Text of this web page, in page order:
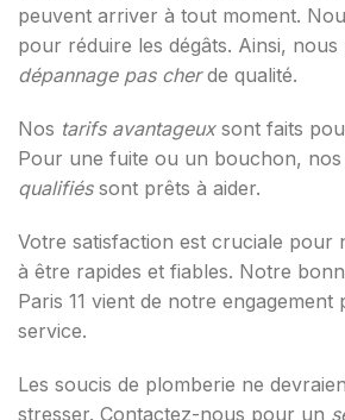
peuvent arriver à tout moment.
pour réduire les dégâts. Ainsi,
dépannage pas cherde qualité.
Nos tarifs avantageuxsont faits
Pour une fuite ou un bouchon, nos
qualifiéssont prêts à aider.
Votre satisfaction est cruciale pour
à être rapides et fiables. Notre
Paris 11 vient de notre engagement
service.
Les soucis de plomberie ne
stresser. Contactez-nous pour un